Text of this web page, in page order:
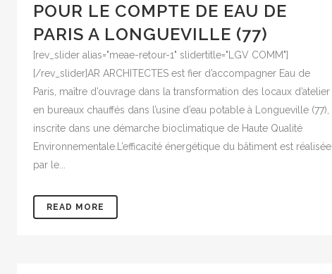
POUR LE COMPTE DE EAU DE
PARIS A LONGUEVILLE (77)
[rev_slider alias="meae-retour-1" slidertitle="LGV COMM"]
[/rev_slider]AR ARCHITECTES est fier d’accompagner Eau de
Paris, maître d’ouvrage dans la transformation des locaux d’atelier
en bureaux chauffés dans l’usine d’eau potable à Longueville (77),
inscrite dans une démarche bioclimatique de Haute Qualité
Environnementale.L’efficacité énergétique du bâtiment est réalisée
par le...
READ MORE